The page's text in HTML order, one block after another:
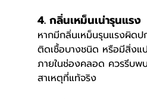
4. กลิ่นเหม็นเน่ารุนแรง
หากมีกลิ่นเหม็นรุนแรงผิดป
ติดเชื้อบางชนิด หรือมีสิ่ง
ภายในช่องคลอด ควรรีบพ
สาเหตุที่แท้จริง